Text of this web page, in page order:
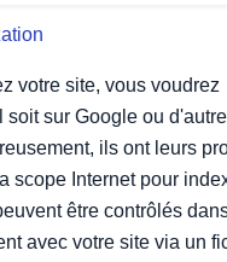
bots un accès complet
pour les bots
à 10 secondes
votre site, vous voudrez
soit sur Google ou
ils ont leurs
scope Internet pour
être contrôlés
avec votre site via un